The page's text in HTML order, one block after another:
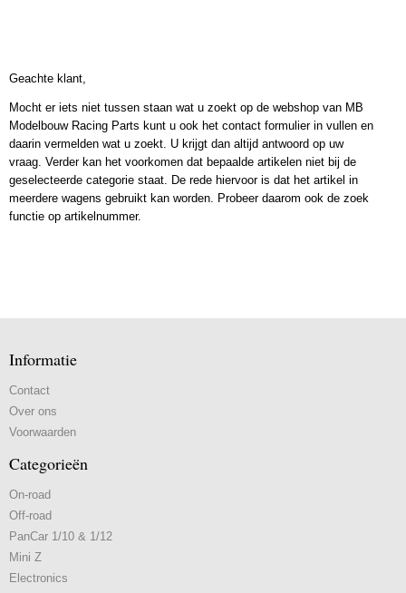
Geachte klant,
Mocht er iets niet tussen staan wat u zoekt op de webshop van MB
Modelbouw Racing Parts kunt u ook het contact formulier in vullen en
daarin vermelden wat u zoekt. U krijgt dan altijd antwoord op uw
vraag. Verder kan het voorkomen dat bepaalde artikelen niet bij de
geselecteerde categorie staat. De rede hiervoor is dat het artikel in
meerdere wagens gebruikt kan worden. Probeer daarom ook de zoek
functie op artikelnummer.
Informatie
Contact
Over ons
Voorwaarden
Categorieën
On-road
Off-road
PanCar 1/10 & 1/12
Mini Z
Electronics